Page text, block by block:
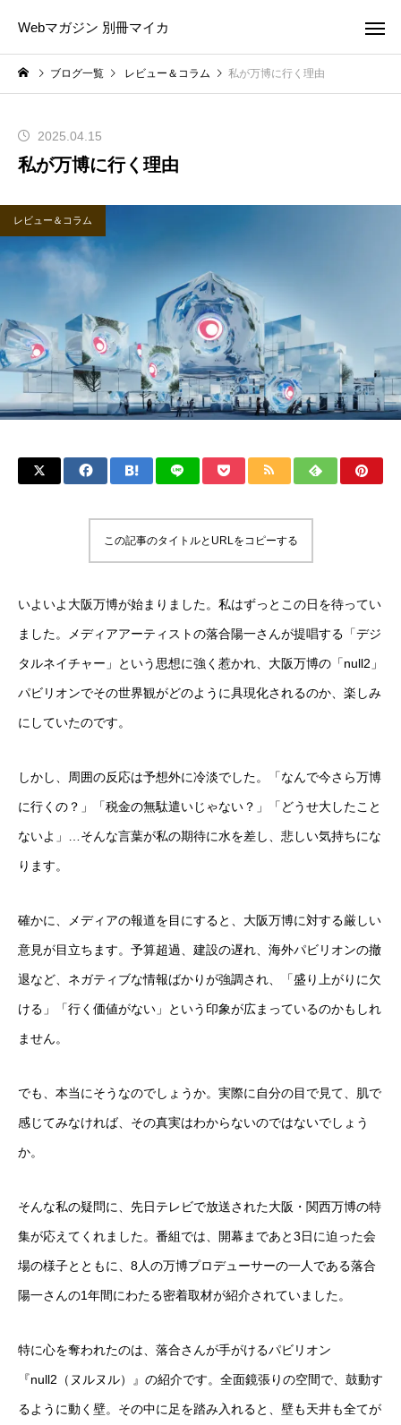
Webマガジン 別冊マイカ
ブログ一覧 レビュー＆コラム 私が万博に行く理由
2025.04.15
私が万博に行く理由
レビュー＆コラム
この記事のタイトルとURLをコピーする
いよいよ大阪万博が始まりました。私はずっとこの日を待ってい
ました。メディアアーティストの落合陽一さんが提唱する「デジ
タルネイチャー」という思想に強く惹かれ、大阪万博の「null2」
パビリオンでその世界観がどのように具現化されるのか、楽しみ
にしていたのです。
しかし、周囲の反応は予想外に冷淡でした。「なんで今さら万博
に行くの？」「税金の無駄遣いじゃない？」「どうせ大したこと
ないよ」…そんな言葉が私の期待に水を差し、悲しい気持ちにな
ります。
確かに、メディアの報道を目にすると、大阪万博に対する厳しい
意見が目立ちます。予算超過、建設の遅れ、海外パビリオンの撤
退など、ネガティブな情報ばかりが強調され、「盛り上がりに欠
ける」「行く価値がない」という印象が広まっているのかもしれ
ません。
でも、本当にそうなのでしょうか。実際に自分の目で見て、肌で
感じてみなければ、その真実はわからないのではないでしょう
か。
そんな私の疑問に、先日テレビで放送された大阪・関西万博の特
集が応えてくれました。番組では、開幕まであと3日に迫った会
場の様子とともに、8人の万博プロデューサーの一人である落合
陽一さんの1年間にわたる密着取材が紹介されていました。
特に心を奪われたのは、落合さんが手がけるパビリオン
『null2（ヌルヌル）』の紹介です。全面鏡張りの空間で、鼓動す
るように動く壁。その中に足を踏み入れると、壁も天井も全てが